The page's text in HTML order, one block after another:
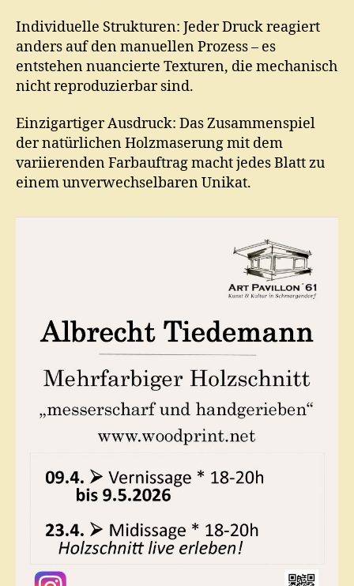
Individuelle Strukturen: Jeder Druck reagiert
anders auf den manuellen Prozess – es
entstehen nuancierte Texturen, die mechanisch
nicht reproduzierbar sind.
Einzigartiger Ausdruck: Das Zusammenspiel
der natürlichen Holzmaserung mit dem
variierenden Farbauftrag macht jedes Blatt zu
einem unverwechselbaren Unikat.